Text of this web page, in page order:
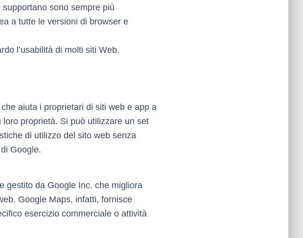
sono sempre più
a tutte le versioni di browser e
l’usabilità di molti siti Web.
aiuta i proprietari di siti web e app a
proprietà. Si può utilizzare un set
di utilizzo del sito web senza
Google.
gestito da Google Inc. che migliora
Google Maps, infatti, fornisce
esercizio commerciale o attività